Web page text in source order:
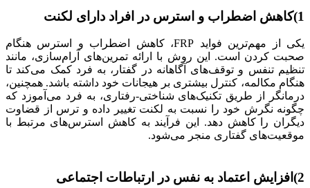
1)کاهش اضطراب و استرس در افراد دارای لکنت
یکی از مهم‌ترین فواید FRP، کاهش اضطراب و استرس هنگام
صحبت کردن است. این روش با ارائه تمرین‌های آرام‌سازی، مانند
تنظیم تنفس و توقف‌های آگاهانه در گفتار، به فرد کمک می‌کند تا
هنگام مکالمه، کنترل بیشتری بر هیجانات خود داشته باشد. همچنین،
درمانگر از طریق تکنیک‌های شناختی-رفتاری، به فرد می‌آموزد که
چگونه نگرش خود را نسبت به لکنت تغییر داده و ترس از قضاوت
دیگران را کاهش دهد. این فرآیند به کاهش استرس‌های مرتبط با
موقعیت‌های گفتاری منجر می‌شود.
2)افزایش اعتماد به نفس در ارتباطات اجتماعی